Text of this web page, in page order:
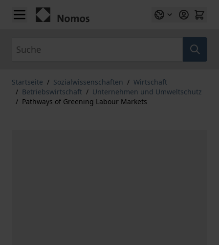
Zum Inhalt springen
Startseite / Sozialwissenschaften / Wirtschaft
/ Betriebswirtschaft / Unternehmen und Umweltschutz
/ Pathways of Greening Labour Markets